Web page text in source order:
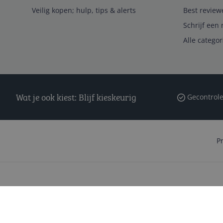
Veilig kopen; hulp, tips & alerts
Best
Schrijf een
Alle
Wat je ook kiest: Blijf kieskeurig